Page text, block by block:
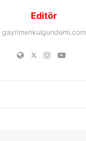
Editör
gayrimenkulgundemi.com